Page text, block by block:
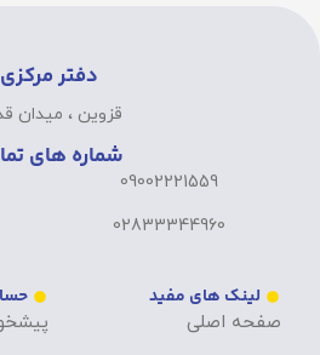
دفتر مرکزی
قزوین ، میدان
شماره های
09002221559
02833344960
لینک های مفید
صفحه اصلی